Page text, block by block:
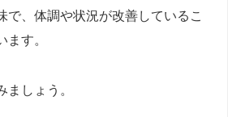
で、体調や状況が改善しているこ
ます。
ましょう。